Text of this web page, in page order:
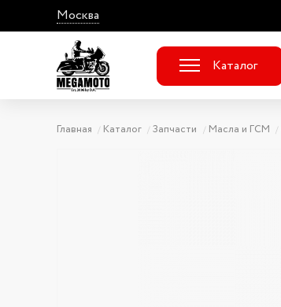
Москва
Каталог
Главная Каталог Запчасти Масла и ГСМ